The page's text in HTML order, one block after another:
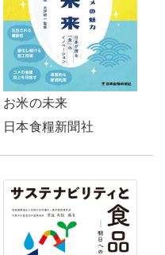
お米の未来
日本食糧新聞社